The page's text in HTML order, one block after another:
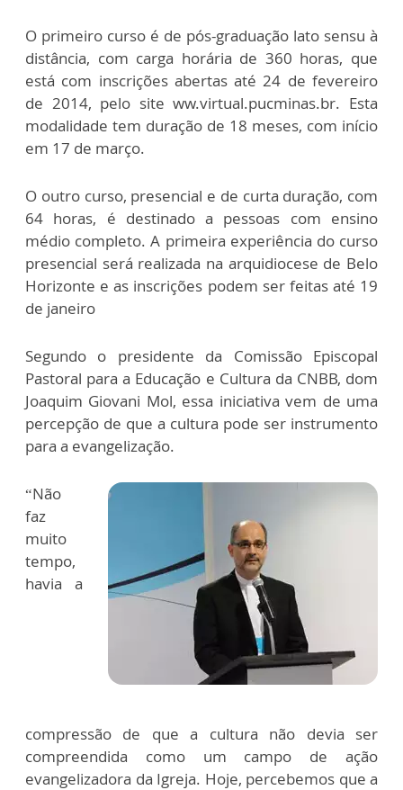
O primeiro curso é de pós-graduação lato sensu à
distância, com carga horária de 360 horas, que
está com inscrições abertas até 24 de fevereiro
de 2014, pelo site ww.virtual.pucminas.br. Esta
modalidade tem duração de 18 meses, com início
em 17 de março.
O outro curso, presencial e de curta duração, com
64 horas, é destinado a pessoas com ensino
médio completo. A primeira experiência do curso
presencial será realizada na arquidiocese de Belo
Horizonte e as inscrições podem ser feitas até 19
de janeiro
Segundo o presidente da Comissão Episcopal
Pastoral para a Educação e Cultura da CNBB, dom
Joaquim Giovani Mol, essa iniciativa vem de uma
percepção de que a cultura pode ser instrumento
para a evangelização.
“Não
faz
muito
tempo,
havia a
compressão de que a cultura não devia ser
compreendida como um campo de ação
evangelizadora da Igreja. Hoje, percebemos que a